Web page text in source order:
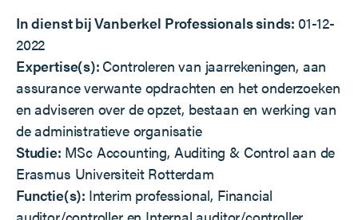
Dienstverlening
Over ons
Vacatures
In dienst bij Vanberkel Professionals sinds: 01-12-
2022
Expertise(s): Controleren van jaarrekeningen, aan
assurance verwante opdrachten en het onderzoeken
en adviseren over de opzet, bestaan en werking van
de administratieve organisatie
Studie: MSc Accounting, Auditing & Control aan de
Erasmus Universiteit Rotterdam
Functie(s): Interim professional, Financial